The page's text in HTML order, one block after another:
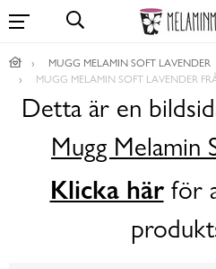
MUGG MELAMIN SOFT LAVENDER
MUGG MELAMIN SOFT LAVENDER
Detta är en
Mugg Melamin
Klicka härför